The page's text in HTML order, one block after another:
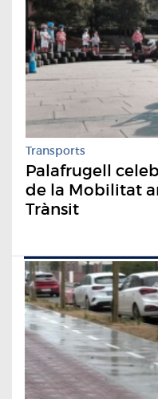
Transports
Palafrugell
de la Mobilitat
Trànsit